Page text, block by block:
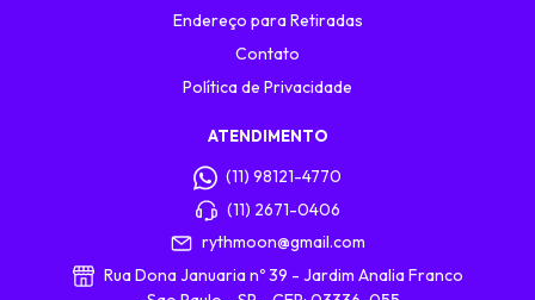
Endereço para Retiradas
Contato
Política de Privacidade
ATENDIMENTO
(11) 98121-4770
(11) 2671-0406
rythmoon@gmail.com
Rua Dona Januaria nº 39 - Jardim Analia Franco